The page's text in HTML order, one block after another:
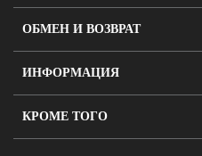
ОБМЕН И ВОЗВРАТ
ИНФОРМАЦИЯ
КРОМЕ ТОГО